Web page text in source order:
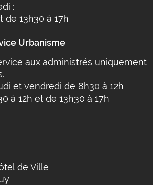
:
de 13h30 à 17h
Urbanisme
aux administrés uniquement
et vendredi de 8h30 à 12h
à 12h et de 13h30 à 17h
de Ville